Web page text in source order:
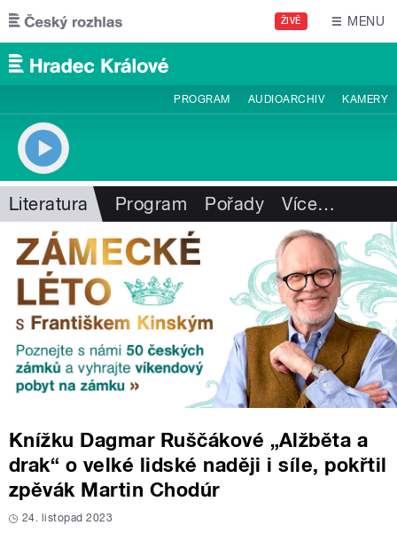
Přejít k hlavnímu obsahu
ŽIVĚ MENU
PROGRAM AUDIOARCHIV KAMERY
Literatura Program Pořady Více…
Knížku Dagmar Ruščákové „Alžběta a
drak“ o velké lidské naději i síle, pokřtil
zpěvák Martin Chodúr
24. listopad 2023